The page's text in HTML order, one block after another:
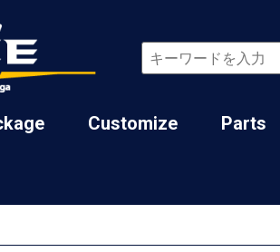
Customize Parts